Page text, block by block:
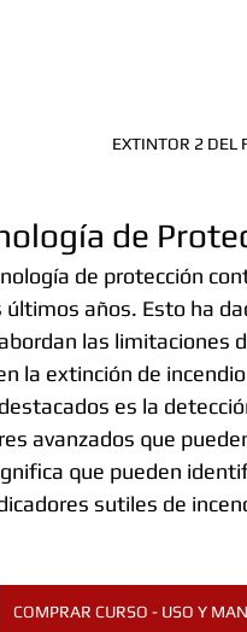
EXTINTOR 2 DEL
de
de protección
años. Esto ha
las limitaciones
la extinción de
es la
avanzados que
que pueden
sutiles de
COMPRAR CURSO - USO Y